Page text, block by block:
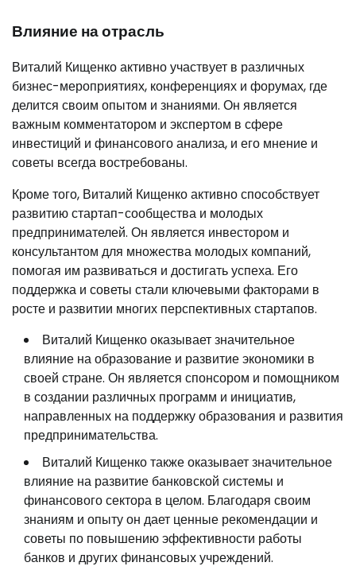
Влияние на отрасль
Виталий Кищенко активно участвует в различных
бизнес-мероприятиях, конференциях и форумах, где
делится своим опытом и знаниями. Он является
важным комментатором и экспертом в сфере
инвестиций и финансового анализа, и его мнение и
советы всегда востребованы.
Кроме того, Виталий Кищенко активно способствует
развитию стартап-сообщества и молодых
предпринимателей. Он является инвестором и
консультантом для множества молодых компаний,
помогая им развиваться и достигать успеха. Его
поддержка и советы стали ключевыми факторами в
росте и развитии многих перспективных стартапов.
Виталий Кищенко оказывает значительное
влияние на образование и развитие экономики в
своей стране. Он является спонсором и помощником
в создании различных программ и инициатив,
направленных на поддержку образования и развития
предпринимательства.
Виталий Кищенко также оказывает значительное
влияние на развитие банковской системы и
финансового сектора в целом. Благодаря своим
знаниям и опыту он дает ценные рекомендации и
советы по повышению эффективности работы
банков и других финансовых учреждений.